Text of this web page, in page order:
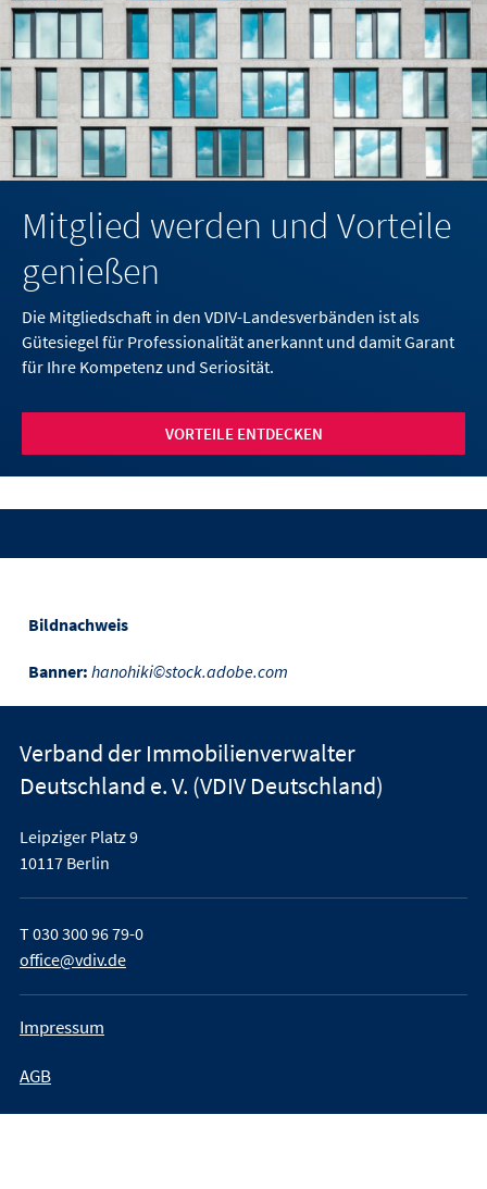
Mitglied werden und Vorteile
genießen
Die Mitgliedschaft in den VDIV-Landesverbänden ist als
Gütesiegel für Professionalität anerkannt und damit Garant
für Ihre Kompetenz und Seriosität.
VORTEILE ENTDECKEN
Bildnachweis
Banner: hanohiki©stock.adobe.com
Verband der Immobilienverwalter
Deutschland e. V. (VDIV Deutschland)
Leipziger Platz 9
10117 Berlin
T030 300 96 79-0
office@vdiv.de
Impressum
AGB